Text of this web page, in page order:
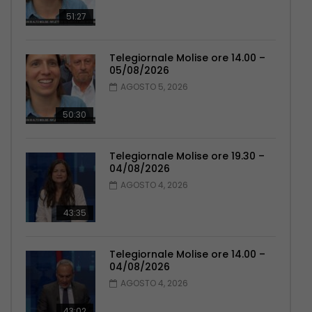
51:27
50:30
Telegiornale Molise ore 14.00 –
05/08/2026
AGOSTO 5, 2026
43:35
Telegiornale Molise ore 19.30 –
04/08/2026
AGOSTO 4, 2026
Telegiornale Molise ore 14.00 –
04/08/2026
AGOSTO 4, 2026